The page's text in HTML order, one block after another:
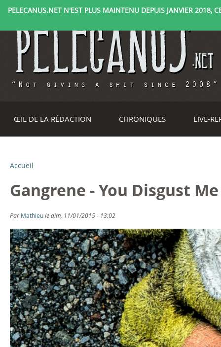
PELECANUS.NET N'EST PLUS MAINTENU DEPUIS JANVIER 2018,
ŒIL DE LA RÉDACTION CHRONIQUES LIVE-
V
o
u
s
ê
t
e
s
i
Accueil
Gangrene - You Disgust
Par Mathieule dim, 11/01/2015 - 13:02